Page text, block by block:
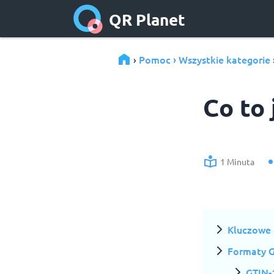
QR Planet
› Pomoc › Wszystkie kategorie
Co to
1 Minuta
Kluczowe
Formaty